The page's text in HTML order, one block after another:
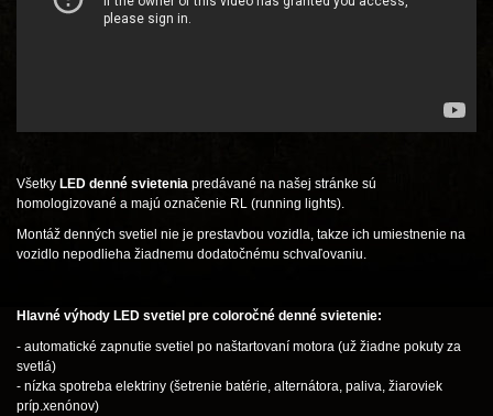
Všetky LED denné svietenia predávané na našej stránke sú
homologizované a majú označenie RL (running lights).
Montáž denných svetiel nie je prestavbou vozidla, takze ich umiestnenie na
vozidlo nepodlieha žiadnemu dodatočnému schvaľovaniu.
Hlavné výhody LED svetiel pre coloročné denné svietenie:
- automatické zapnutie svetiel po naštartovaní motora (už žiadne pokuty za
svetlá)
- nízka spotreba elektriny (šetrenie batérie, alternátora, paliva, žiaroviek
príp.xenónov)